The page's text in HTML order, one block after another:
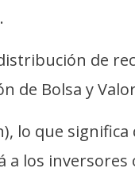
de
Bolsa y
lo que
a los